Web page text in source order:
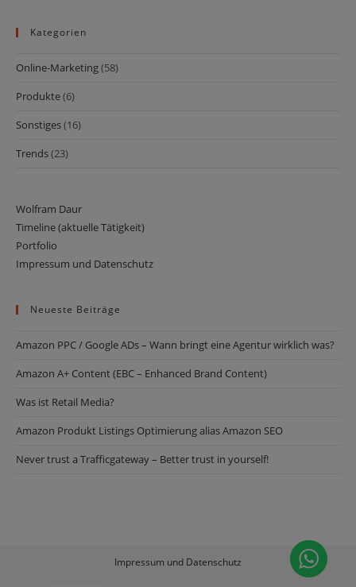
Kategorien
Online-Marketing(58)
Produkte(6)
Sonstiges(16)
Trends(23)
Wolfram Daur
Timeline (aktuelle Tätigkeit)
Portfolio
Impressum und Datenschutz
Neueste Beiträge
Amazon PPC / Google ADs – Wann bringt eine Agentur wirklich was?
Amazon ­­­A+ Content (EBC – Enhanced Brand Content)
Was ist Retail Media?
Amazon Produkt Listings Optimierung alias Amazon SEO
Never trust a Trafficgateway – Better trust in yourself!
Impressum und Datenschutz